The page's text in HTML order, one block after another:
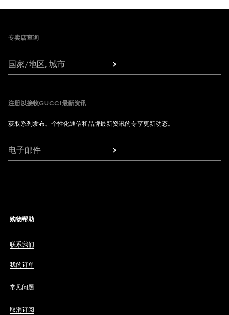
专卖店查询
国家/地区, 城市
注册以接收GUCCI最新资讯
获取系列发布、个性化通信和品牌最新资讯的专享更新动态。
电子邮件
购物帮助
联系我们
我的订单
常见问题
取消订阅